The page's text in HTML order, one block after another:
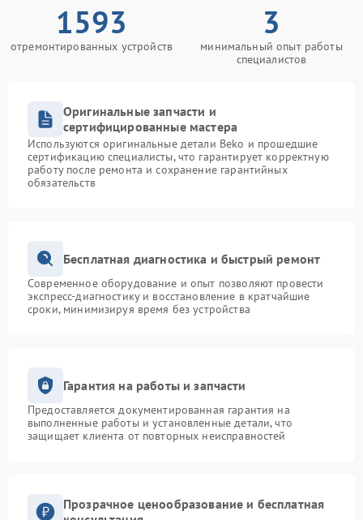
1593
отремонтированных устройств
3
минимальный опыт работы
специалистов
Оригинальные запчасти и
сертифицированные мастера
Используются оригинальные детали Beko и прошедшие
сертификацию специалисты, что гарантирует корректную
работу после ремонта и сохранение гарантийных
обязательств
Бесплатная диагностика и быстрый ремонт
Современное оборудование и опыт позволяют провести
экспресс-диагностику и восстановление в кратчайшие
сроки, минимизируя время без устройства
Гарантия на работы и запчасти
Предоставляется документированная гарантия на
выполненные работы и установленные детали, что
защищает клиента от повторных неисправностей
Прозрачное ценообразование и бесплатная